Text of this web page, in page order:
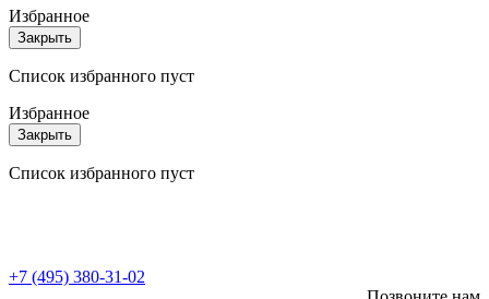
Избранное
Закрыть
Список избранного пуст
Избранное
Закрыть
Список избранного пуст
+7 (495) 380-31-02